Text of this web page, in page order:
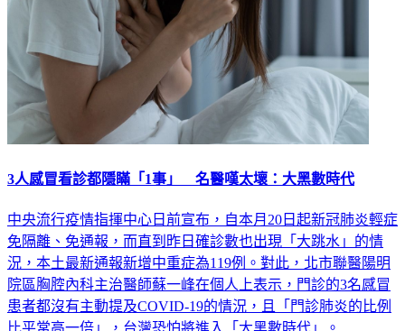
3人感冒看診都隱瞞「1事」 名醫嘆太壞：大黑數時代
中央流行疫情指揮中心日前宣布，自本月20日起新冠肺炎輕症
免隔離、免通報，而直到昨日確診數也出現「大跳水」的情
況，本土最新通報新增中重症為119例。對此，北市聯醫陽明
院區胸腔內科主治醫師蘇一峰在個人上表示，門診的3名感冒
患者都沒有主動提及COVID-19的情況，且「門診肺炎的比例